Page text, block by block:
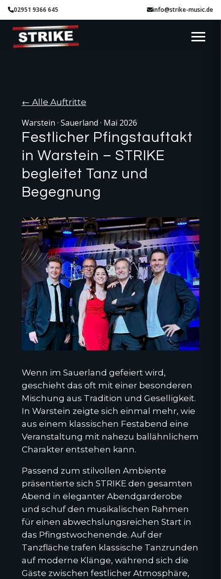
02951 9366 645 info@strike-music.de
← Alle Auftritte
Warstein · Sauerland · Mai 2026
Festlicher Pfingstauftakt
in Warstein – STRIKE
begleitet Tanz und
Begegnung
Wenn im Sauerland gefeiert wird,
geschieht das oft mit einer besonderen
Mischung aus Tradition und Geselligkeit.
In Warstein zeigte sich einmal mehr, wie
aus einem klassischen Festabend eine
Veranstaltung mit nahezu ballähnlichem
Charakter entstehen kann.
Passend zum stilvollen Ambiente
präsentierte sich STRIKE den gesamten
Abend in eleganter Abendgarderobe
und schuf den musikalischen Rahmen
für einen abwechslungsreichen Start in
das Pfingstwochenende. Auf der
Tanzfläche trafen klassische Tanzrunden
auf moderne Klänge, während sich die
Gäste zwischen festlicher Atmosphäre,